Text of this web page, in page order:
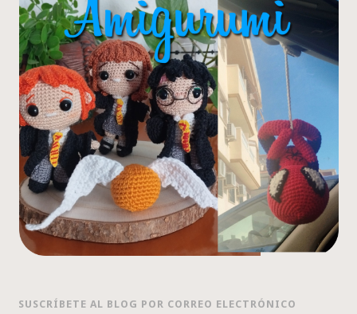
SUSCRÍBETE AL BLOG POR CORREO ELECTRÓNICO